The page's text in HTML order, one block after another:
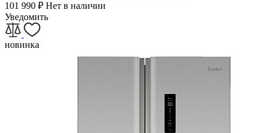
101 990 ₽ Нет в наличии
Уведомить
новинка